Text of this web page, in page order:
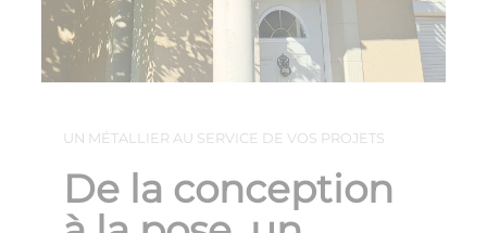
UN MÉTALLIER AU SERVICE DE VOS PROJETS
De la conception